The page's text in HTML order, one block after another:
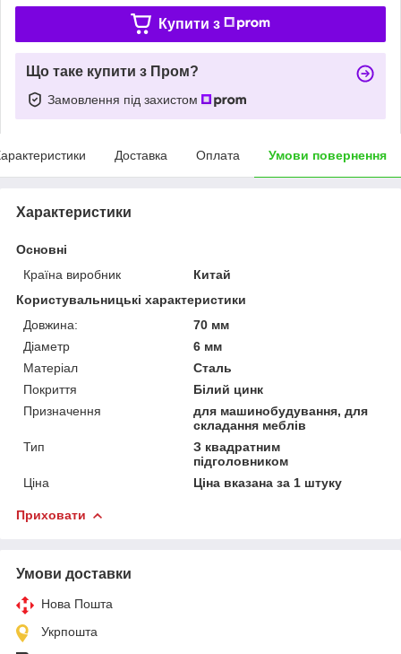
Купити з
Що таке купити з Пром?
Замовлення під захистом
Доставка Оплата Умови повернення
Характеристики
Основні
Країна виробник
Китай
Користувальницькі характеристики
Довжина:
70 мм
Діаметр
6 мм
Матеріал
Сталь
Покриття
Білий цинк
Призначення
для машинобудування, для
складання меблів
Тип
З квадратним
підголовником
Ціна
Ціна вказана за 1 штуку
Приховати
Умови доставки
Нова Пошта
Укрпошта